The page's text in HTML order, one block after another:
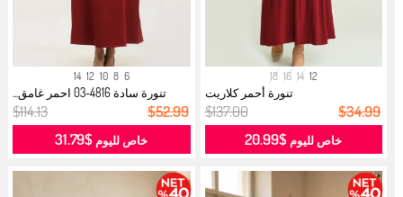
12
14
16
18
تنورة أحمر كلاريت
$137.00 $34.99
خاص لليوم $20.99
6
8
10
12
14
تنورة سادة 4816-03 احمر غامق...
$114.13 $52.99
خاص لليوم $31.79